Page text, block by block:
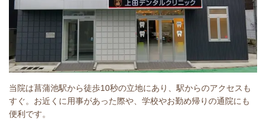
当院は菖蒲池駅から徒歩10秒の立地にあり、駅からのアクセスも
すぐ。お近くに用事があった際や、学校やお勤め帰りの通院にも
便利です。